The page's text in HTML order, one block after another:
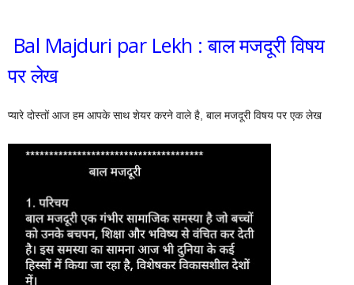
Bal Majduri par Lekh : बाल मजदूरी विषय
पर लेख
प्यारे दोस्तों आज हम आपके साथ शेयर करने वाले है, बाल मजदूरी विषय पर एक लेख